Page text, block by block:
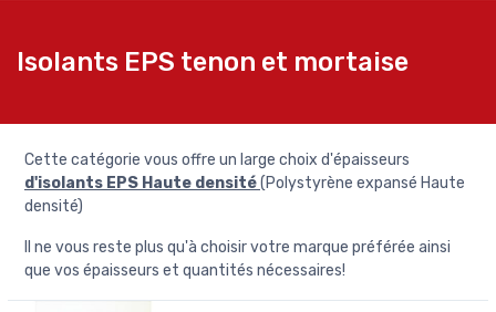
Isolants EPS tenon et mortaise
Cette catégorie vous offre un large choix d'épaisseurs
d'isolants EPS Haute densité(Polystyrène expansé Haute
densité)
Il ne vous reste plus qu'à choisir votre marque préférée ainsi
que vos épaisseurs et quantités nécessaires!